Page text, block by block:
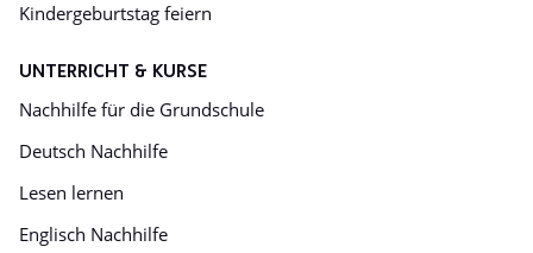
Kindergeburtstag feiern
UNTERRICHT & KURSE
Nachhilfe für die Grundschule
Deutsch Nachhilfe
Lesen lernen
Englisch Nachhilfe